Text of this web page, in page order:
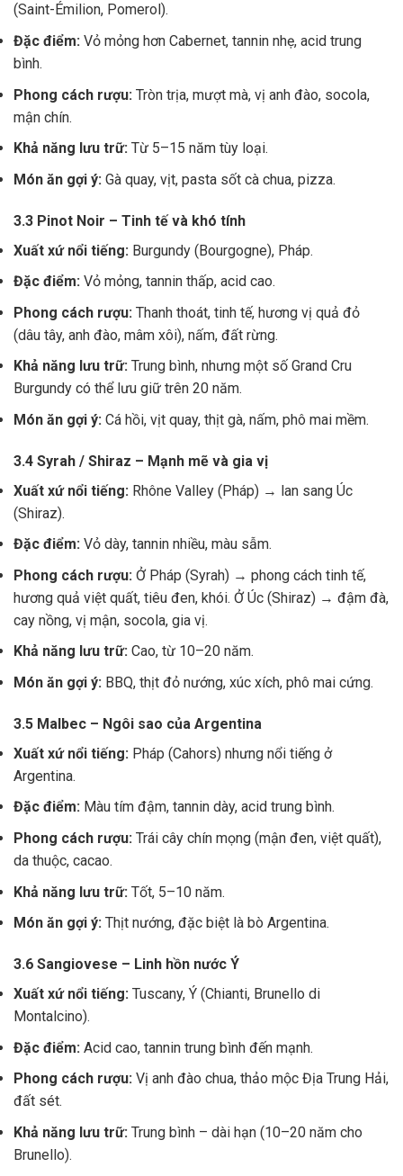
(Saint-Émilion, Pomerol).
Đặc điểm: Vỏ mỏng hơn Cabernet, tannin nhẹ, acid trung
bình.
Phong cách rượu: Tròn trịa, mượt mà, vị anh đào, socola,
mận chín.
Khả năng lưu trữ: Từ 5–15 năm tùy loại.
Món ăn gợi ý: Gà quay, vịt, pasta sốt cà chua, pizza.
3.3 Pinot Noir – Tinh tế và khó tính
Xuất xứ nổi tiếng: Burgundy (Bourgogne), Pháp.
Đặc điểm: Vỏ mỏng, tannin thấp, acid cao.
Phong cách rượu: Thanh thoát, tinh tế, hương vị quả đỏ
(dâu tây, anh đào, mâm xôi), nấm, đất rừng.
Khả năng lưu trữ: Trung bình, nhưng một số Grand Cru
Burgundy có thể lưu giữ trên 20 năm.
Món ăn gợi ý: Cá hồi, vịt quay, thịt gà, nấm, phô mai mềm.
3.4 Syrah / Shiraz – Mạnh mẽ và gia vị
Xuất xứ nổi tiếng: Rhône Valley (Pháp) → lan sang Úc
(Shiraz).
Đặc điểm: Vỏ dày, tannin nhiều, màu sẫm.
Phong cách rượu: Ở Pháp (Syrah) → phong cách tinh tế,
hương quả việt quất, tiêu đen, khói. Ở Úc (Shiraz) → đậm đà,
cay nồng, vị mận, socola, gia vị.
Khả năng lưu trữ: Cao, từ 10–20 năm.
Món ăn gợi ý: BBQ, thịt đỏ nướng, xúc xích, phô mai cứng.
3.5 Malbec – Ngôi sao của Argentina
Xuất xứ nổi tiếng: Pháp (Cahors) nhưng nổi tiếng ở
Argentina.
Đặc điểm: Màu tím đậm, tannin dày, acid trung bình.
Phong cách rượu: Trái cây chín mọng (mận đen, việt quất),
da thuộc, cacao.
Khả năng lưu trữ: Tốt, 5–10 năm.
Món ăn gợi ý: Thịt nướng, đặc biệt là bò Argentina.
3.6 Sangiovese – Linh hồn nước Ý
Xuất xứ nổi tiếng: Tuscany, Ý (Chianti, Brunello di
Montalcino).
Đặc điểm: Acid cao, tannin trung bình đến mạnh.
Phong cách rượu: Vị anh đào chua, thảo mộc Địa Trung Hải,
đất sét.
Khả năng lưu trữ: Trung bình – dài hạn (10–20 năm cho
Brunello).